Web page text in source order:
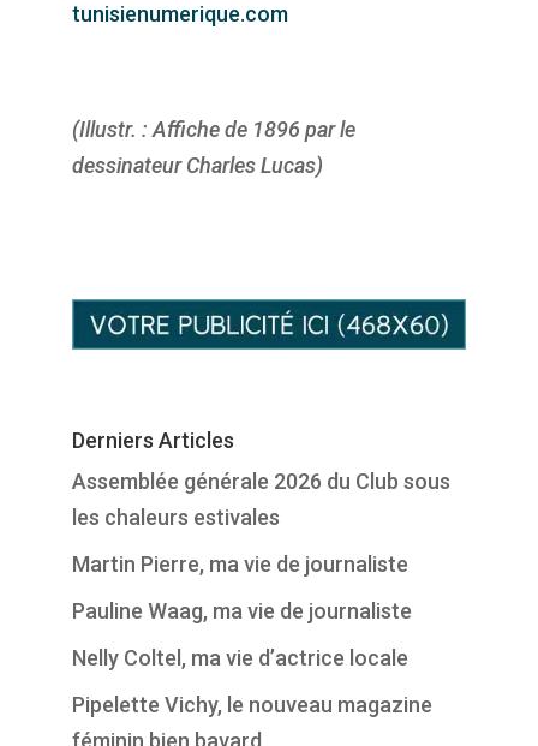
tunisienumerique.com
(Illustr. : Affiche de 1896 par le
dessinateur Charles Lucas)
Derniers Articles
Assemblée générale 2026 du Club sous
les chaleurs estivales
Martin Pierre, ma vie de journaliste
Pauline Waag, ma vie de journaliste
Nelly Coltel, ma vie d’actrice locale
Pipelette Vichy, le nouveau magazine
féminin bien bavard